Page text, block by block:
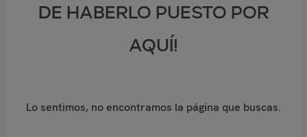
DE HABERLO PUESTO POR
AQUÍ!
Lo sentimos, no encontramos la página que buscas.